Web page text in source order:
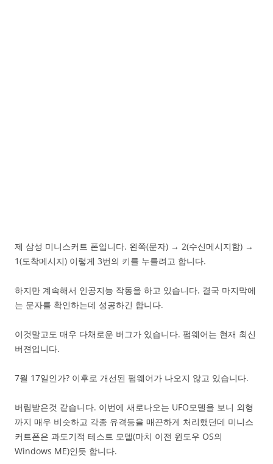
제 삼성 미니스커트 폰입니다. 왼쪽(문자) → 2(수신메시지함) →
1(도착메시지) 이렇게 3번의 키를 누를려고 합니다.
하지만 계속해서 인공지능 작동을 하고 있습니다. 결국 마지막에
는 문자를 확인하는데 성공하긴 합니다.
이것말고도 매우 다채로운 버그가 있습니다. 펌웨어는 현재 최신
버젼입니다.
7월 17일인가? 이후로 개선된 펌웨어가 나오지 않고 있습니다.
버림받은것 같습니다. 이번에 새로나오는 UFO모델을 보니 외형
까지 매우 비슷하고 각종 유격등을 매끈하게 처리했던데 미니스
커트폰은 과도기적 테스트 모델(마치 이전 윈도우 OS의
Windows ME)인듯 합니다.